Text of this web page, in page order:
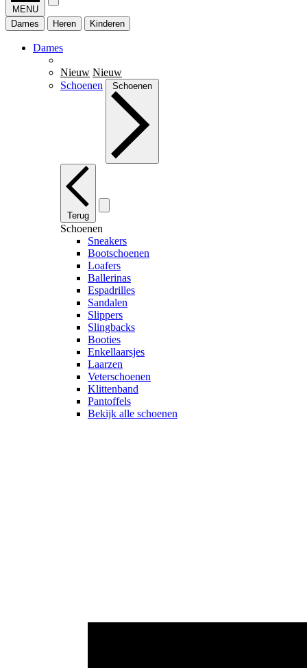
MENU
Dames
Heren Kinderen
Dames
Nieuw Nieuw
Schoenen
Schoenen
Terug
Schoenen
Sneakers
Bootschoenen
Loafers
Ballerinas
Espadrilles
Sandalen
Slippers
Slingbacks
Booties
Enkellaarsjes
Laarzen
Veterschoenen
Klittenband
Pantoffels
Bekijk alle schoenen